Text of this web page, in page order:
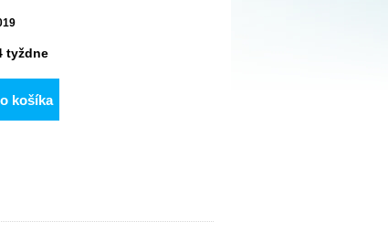
tyždne
košíka